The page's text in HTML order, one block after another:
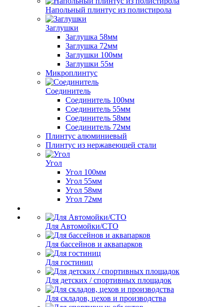
Напольный плинтус из полистирола
Заглушки
Заглушка 58мм
Заглушка 72мм
Заглушки 100мм
Заглушки 55м
Микроплинтус
Соединитель
Соединитель 100мм
Соединитель 55мм
Соединитель 58мм
Соединитель 72мм
Плинтус алюминиевый
Плинтус из нержавеющей стали
Угол
Угол 100мм
Угол 55мм
Угол 58мм
Угол 72мм
Для Автомойки/СТО
Для бассейнов и аквапарков
Для гостиниц
Для детских / спортивных площадок
Для складов, цехов и производства